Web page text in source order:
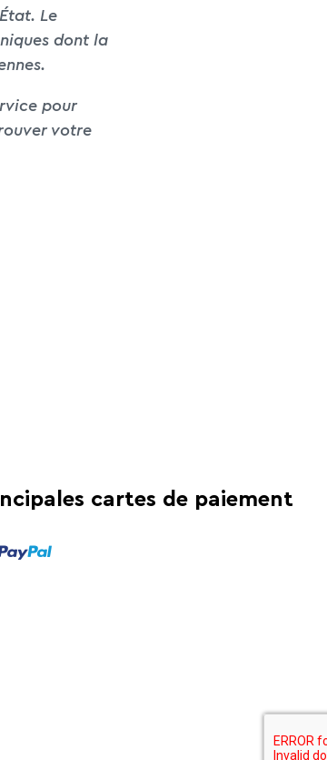
Le
dont la
pour
votre
cartes de paiement